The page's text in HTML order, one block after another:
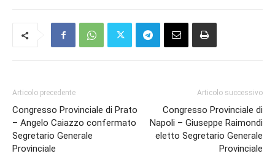
Articolo precedente
Congresso Provinciale di Prato
– Angelo Caiazzo confermato
Segretario Generale
Provinciale
Articolo successivo
Congresso Provinciale di
Napoli – Giuseppe Raimondi
eletto Segretario Generale
Provinciale